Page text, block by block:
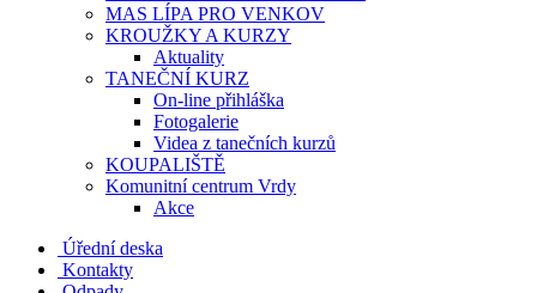
MAS LÍPA PRO VENKOV
KROUŽKY A KURZY
Aktuality
TANEČNÍ KURZ
On-line přihláška
Fotogalerie
Videa z tanečních kurzů
KOUPALIŠTĚ
Komunitní centrum Vrdy
Akce
Úřední deska
Kontakty